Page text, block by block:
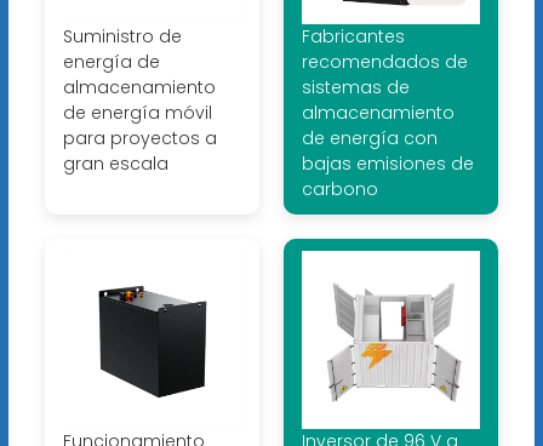
Suministro de
energía de
almacenamiento
de energía móvil
para proyectos a
gran escala
Fabricantes
recomendados de
sistemas de
almacenamiento
de energía con
bajas emisiones de
carbono